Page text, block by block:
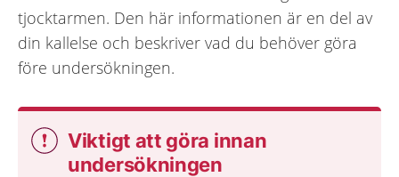
tjocktarmen. Den här informationen är en del av
din kallelse och beskriver vad du behöver göra
före undersökningen.
Viktigt att göra innan
undersökningen